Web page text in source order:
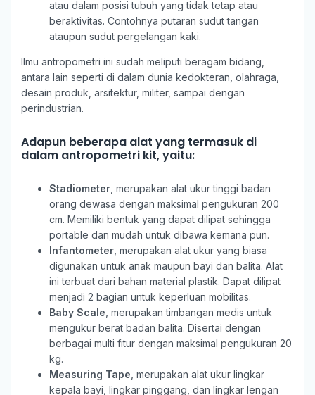
atau dalam posisi tubuh yang tidak tetap atau
beraktivitas. Contohnya putaran sudut tangan
ataupun sudut pergelangan kaki.
Ilmu antropometri ini sudah meliputi beragam bidang,
antara lain seperti di dalam dunia kedokteran, olahraga,
desain produk, arsitektur, militer, sampai dengan
perindustrian.
Adapun beberapa alat yang termasuk di
dalam antropometri kit, yaitu:
Stadiometer, merupakan alat ukur tinggi badan
orang dewasa dengan maksimal pengukuran 200
cm. Memiliki bentuk yang dapat dilipat sehingga
portable dan mudah untuk dibawa kemana pun.
Infantometer, merupakan alat ukur yang biasa
digunakan untuk anak maupun bayi dan balita. Alat
ini terbuat dari bahan material plastik. Dapat dilipat
menjadi 2 bagian untuk keperluan mobilitas.
Baby Scale , merupakan timbangan medis untuk
mengukur berat badan balita. Disertai dengan
berbagai multi fitur dengan maksimal pengukuran 20
kg.
Measuring Tape , merupakan alat ukur lingkar
kepala bayi, lingkar pinggang, dan lingkar lengan